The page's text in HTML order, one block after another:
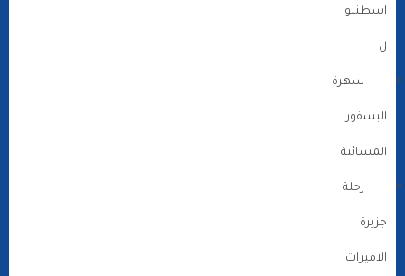
اسطنبو
ل
سهرة
البسفور
المسائية
رحلة
جزيرة
الاميرات